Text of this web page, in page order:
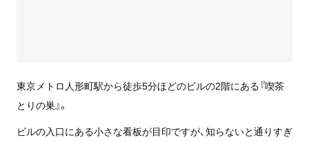
東京メトロ人形町駅から徒歩5分ほどのビルの2階にある『喫茶
とりの巣』。
ビルの入口にある小さな看板が目印ですが、知らないと通りすぎ